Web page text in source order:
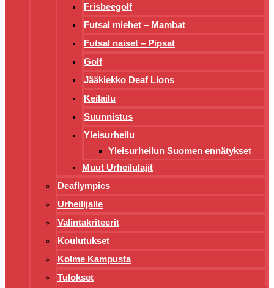
Frisbeegolf
Futsal miehet – Mambat
Futsal naiset – Pipsat
Golf
Jääkiekko Deaf Lions
Keilailu
Suunnistus
Yleisurheilu
Yleisurheilun Suomen ennätykset
Muut Urheilulajit
Deaflympics
Urheilijalle
Valintakriteerit
Koulutukset
Kolme Kampusta
Tulokset